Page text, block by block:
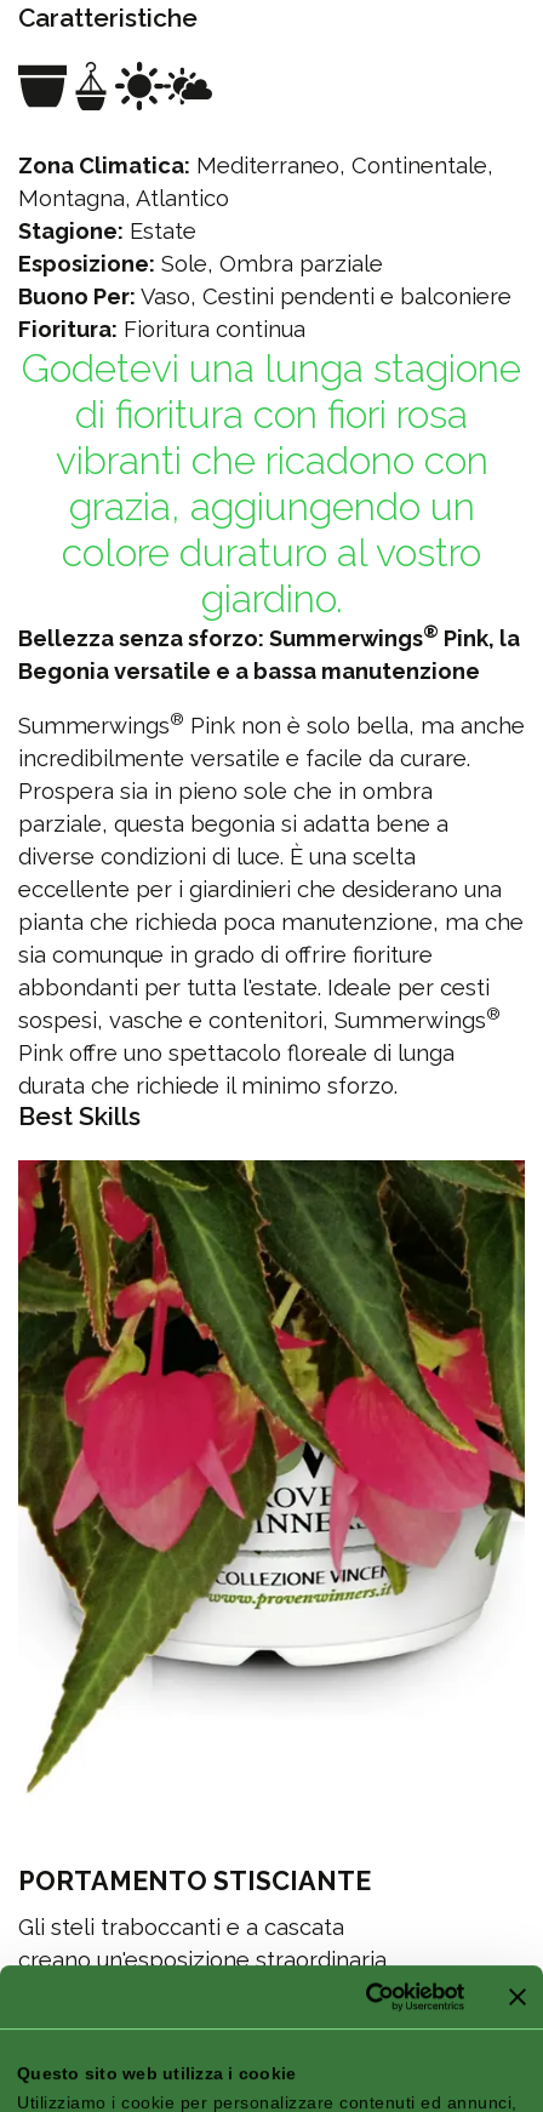
Questo sito web utilizza i cookie
Utilizziamo i cookie per personalizzare contenuti ed annunci,
Caratteristiche
Zona Climatica: Mediterraneo, Continentale,
Montagna, Atlantico
Stagione: Estate
Esposizione: Sole, Ombra parziale
Buono Per: Vaso, Cestini pendenti e balconiere
Fioritura: Fioritura continua
Godetevi una lunga stagione
di fioritura con fiori rosa
vibranti che ricadono con
grazia, aggiungendo un
colore duraturo al vostro
giardino.
Bellezza senza sforzo: Summerwings® Pink, la
Begonia versatile e a bassa manutenzione
Summerwings® Pink non è solo bella, ma anche
incredibilmente versatile e facile da curare.
Prospera sia in pieno sole che in ombra
parziale, questa begonia si adatta bene a
diverse condizioni di luce. È una scelta
eccellente per i giardinieri che desiderano una
pianta che richieda poca manutenzione, ma che
sia comunque in grado di offrire fioriture
abbondanti per tutta l'estate. Ideale per cesti
sospesi, vasche e contenitori, Summerwings®
Pink offre uno spettacolo floreale di lunga
durata che richiede il minimo sforzo.
Best Skills
PORTAMENTO STISCIANTE
Gli steli traboccanti e a cascata
creano un'esposizione straordinaria